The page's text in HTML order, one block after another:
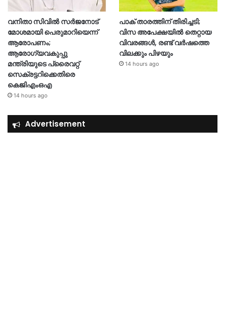
വനിതാ സിവിൽ സർജനോട്
മോശമായി പെരുമാറിയെന്ന്
ആരോപണം;
ആരോഗ്യവകുപ്പു
മന്ത്രിയുടെ പ്രൈവറ്റ്
സെക്രട്ടറിക്കെതിരെ
കെജിഎംഒഎ
14 hours ago
പാക് താരത്തിന് തിരിച്ചടി;
വിസ അപേക്ഷയിൽ തെറ്റായ
വിവരങ്ങൾ, രണ്ട് വർഷത്തെ
വിലക്കും പിഴയും
14 hours ago
Advertisement